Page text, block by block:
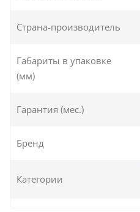
Страна-производитель
Габариты в упаковке
(мм)
Гарантия (мес.)
Бренд
Категории